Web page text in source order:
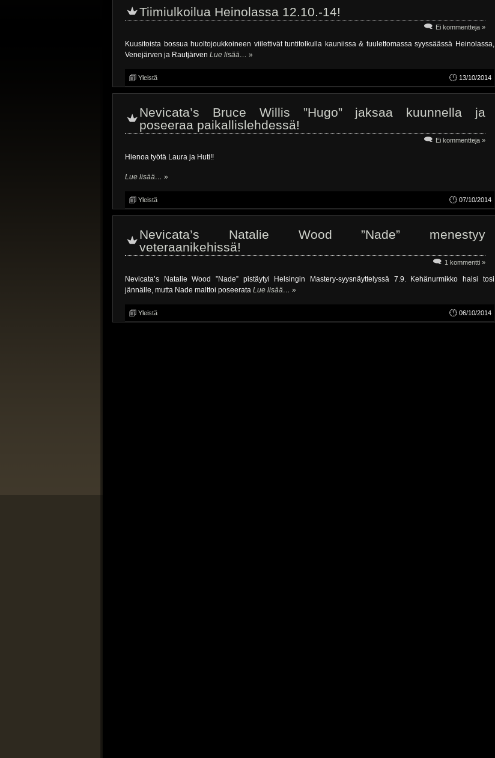
Tiimiulkoilua Heinolassa 12.10.-14!
Ei kommentteja »
Kuusitoista bossua huoltojoukkoineen viilettivät tuntitolkulla kauniissa & tuulettomassa syyssäässä Heinolassa,
Venejärven ja Rautjärven Lue lisää… »
Yleistä 13/10/2014
Nevicata’s Bruce Willis ”Hugo” jaksaa kuunnella ja
poseeraa paikallislehdessä!
Ei kommentteja »
Hienoa työtä Laura ja Huti!!
Lue lisää… »
Yleistä 07/10/2014
Nevicata’s Natalie Wood ”Nade” menestyy
veteraanikehissä!
1 kommentti »
Nevicata’s Natalie Wood ”Nade” pistäytyi Helsingin Mastery-syysnäyttelyssä 7.9. Kehänurmikko haisi tosi
jännälle, mutta Nade malttoi poseerata Lue lisää… »
Yleistä 06/10/2014